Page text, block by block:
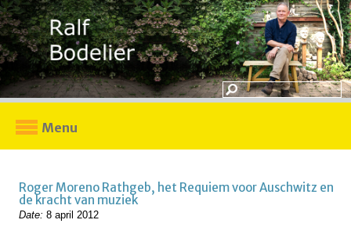
Menu
Roger Moreno Rathgeb, het Requiem voor Auschwitz en
de kracht van muziek
Date: 8 april 2012